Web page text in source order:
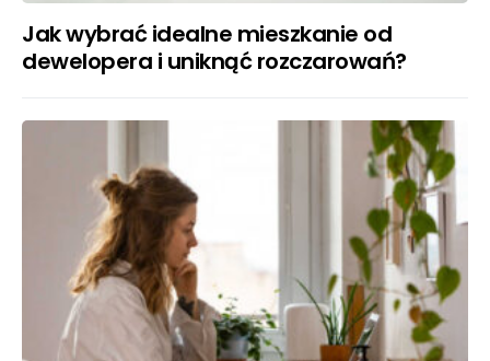
Jak wybrać idealne mieszkanie od
dewelopera i uniknąć rozczarowań?